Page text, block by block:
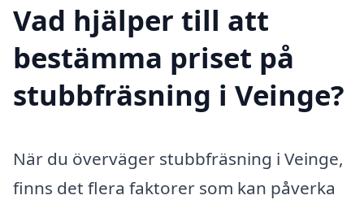
Vad hjälper till att
bestämma priset på
stubbfräsning i Veinge?
När du överväger stubbfräsning i Veinge,
finns det flera faktorer som kan påverka